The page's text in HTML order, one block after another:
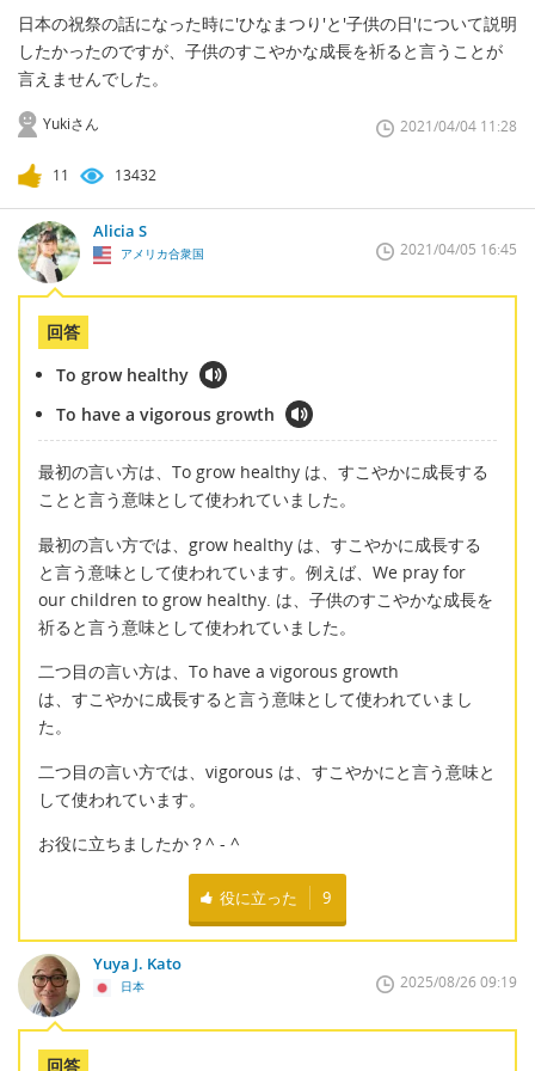
日本の祝祭の話になった時に'ひなまつり'と'子供の日'について説明
したかったのですが、子供のすこやかな成長を祈ると言うことが
言えませんでした。
Yukiさん 2021/04/04 11:28
11 13432
Alicia S
アメリカ合衆国 2021/04/05 16:45
回答
To grow healthy
To have a vigorous growth
最初の言い方は、To grow healthy は、すこやかに成長する
ことと言う意味として使われていました。
最初の言い方では、grow healthy は、すこやかに成長する
と言う意味として使われています。例えば、We pray for
our children to grow healthy. は、子供のすこやかな成長を
祈ると言う意味として使われていました。
二つ目の言い方は、To have a vigorous growth
は、すこやかに成長すると言う意味として使われていまし
た。
二つ目の言い方では、vigorous は、すこやかにと言う意味と
して使われています。
お役に立ちましたか？^ - ^
役に立った 9
Yuya J. Kato
日本 2025/08/26 09:19
回答